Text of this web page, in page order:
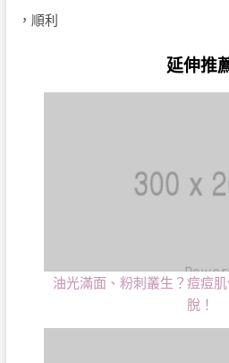
，順利
延伸推
油光滿面、粉刺叢生？痘痘
脫！